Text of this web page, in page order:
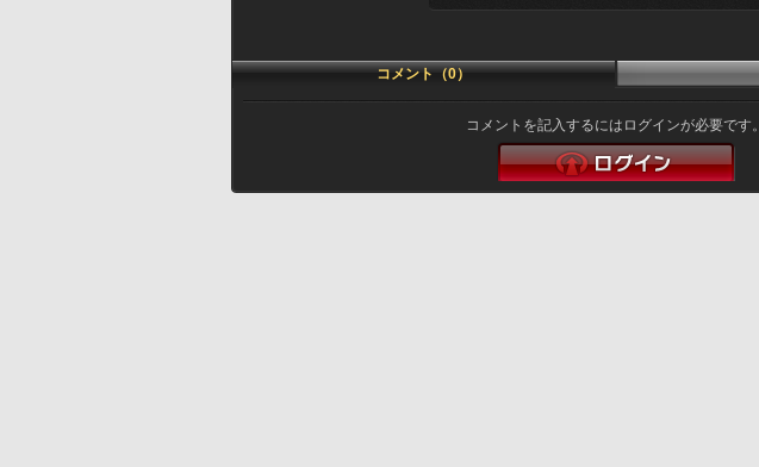
コメント（0）
コメントを記入するにはログインが必要です。